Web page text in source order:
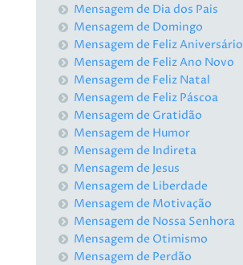
Mensagem de Dia dos Pais
Mensagem de Domingo
Mensagem de Feliz Aniversário
Mensagem de Feliz Ano Novo
Mensagem de Feliz Natal
Mensagem de Feliz Páscoa
Mensagem de Gratidão
Mensagem de Humor
Mensagem de Indireta
Mensagem de Jesus
Mensagem de Liberdade
Mensagem de Motivação
Mensagem de Nossa Senhora
Mensagem de Otimismo
Mensagem de Perdão